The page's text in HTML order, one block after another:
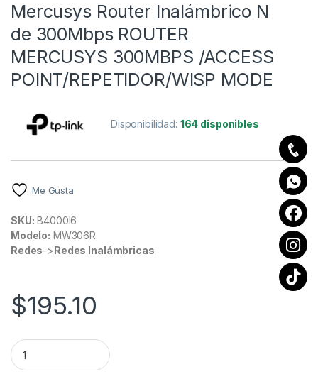
Mercusys Router Inalámbrico N
de 300Mbps ROUTER
MERCUSYS 300MBPS /ACCESS
POINT/REPETIDOR/WISP MODE
Disponibilidad: 164 disponibles
Me Gusta
SKU: B4000I6
Modelo: MW306R
Redes->Redes Inalámbricas
$195.10
Mercusys Router Inalámbrico N de 300Mbps ROUTER